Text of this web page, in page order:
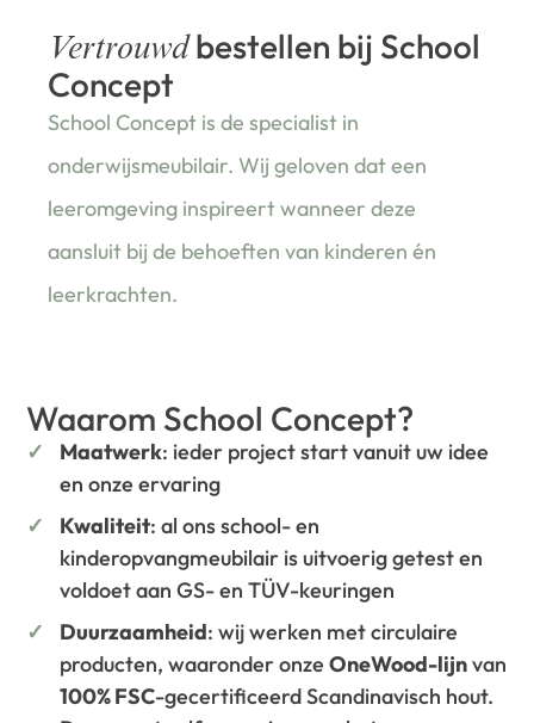
Vertrouwdbestellen bij School
Concept
School Concept is de specialist in
onderwijsmeubilair. Wij geloven dat een
leeromgeving inspireert wanneer deze
aansluit bij de behoeften van kinderen én
leerkrachten.
Waarom School Concept?
Maatwerk: ieder project start vanuit uw idee
en onze ervaring
Kwaliteit: al ons school- en
kinderopvangmeubilair is uitvoerig getest en
voldoet aan GS- en TÜV-keuringen
Duurzaamheid: wij werken met circulaire
producten, waaronder onzeOneWood-lijnvan
100% FSC-gecertificeerd Scandinavisch hout.